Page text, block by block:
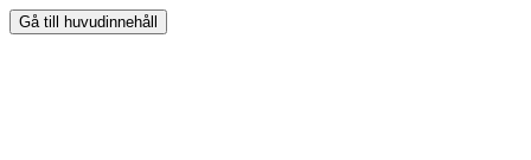
Gå till huvudinnehåll